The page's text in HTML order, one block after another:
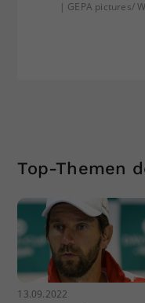
| GEPA pictures/
Top-Themen
13.09.2022